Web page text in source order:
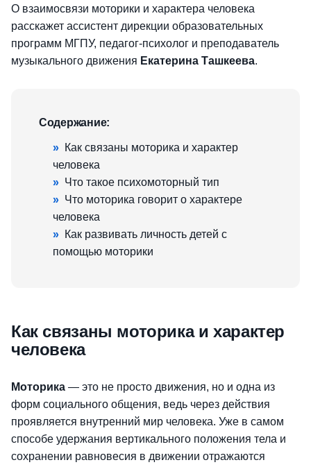
О взаимосвязи моторики и характера человека
расскажет ассистент дирекции образовательных
программ МГПУ, педагог-психолог и преподаватель
музыкального движения Екатерина Ташкеева.
Содержание:
» Как связаны моторика и характер
человека
» Что такое психомоторный тип
» Что моторика говорит о характере
человека
» Как развивать личность детей с
помощью моторики
Как связаны моторика и характер
человека
Моторика — это не просто движения, но и одна из
форм социального общения, ведь через действия
проявляется внутренний мир человека. Уже в самом
способе удержания вертикального положения тела и
сохранении равновесия в движении отражаются